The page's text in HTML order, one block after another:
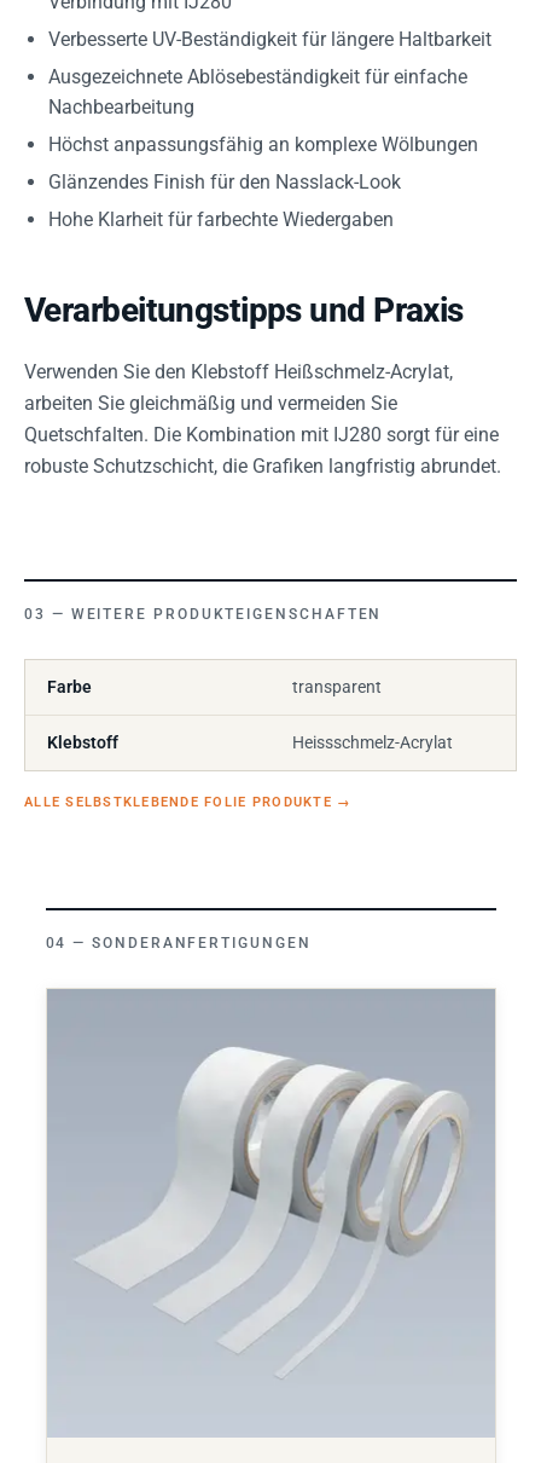
Verbesserte UV-Beständigkeit für längere Haltbarkeit
Ausgezeichnete Ablösebeständigkeit für einfache
Nachbearbeitung
Höchst anpassungsfähig an komplexe Wölbungen
Glänzendes Finish für den Nasslack-Look
Hohe Klarheit für farbechte Wiedergaben
Verarbeitungstipps und Praxis
Verwenden Sie den Klebstoff Heißschmelz-Acrylat,
arbeiten Sie gleichmäßig und vermeiden Sie
Quetschfalten. Die Kombination mit IJ280 sorgt für eine
robuste Schutzschicht, die Grafiken langfristig abrundet.
WEITERE PRODUKTEIGENSCHAFTEN
Farbe transparent
Klebstoff Heissschmelz-Acrylat
ALLE SELBSTKLEBENDE FOLIE PRODUKTE →
SONDERANFERTIGUNGEN